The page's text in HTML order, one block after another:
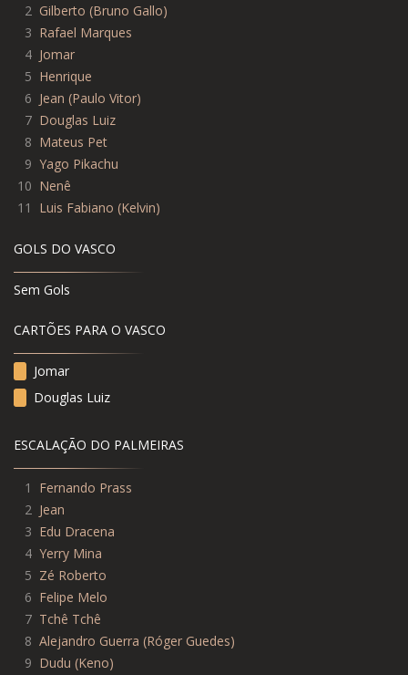
2 Gilberto (Bruno Gallo)
3 Rafael Marques
4 Jomar
5 Henrique
6 Jean (Paulo Vitor)
7 Douglas Luiz
8 Mateus Pet
9 Yago Pikachu
10 Nenê
11
Luis Fabiano (Kelvin)
GOLS DO VASCO
Sem Gols
CARTÕES PARA O VASCO
Jomar
Douglas Luiz
ESCALAÇÃO DO PALMEIRAS
1
Fernando Prass
2 Jean
3 Edu Dracena
4 Yerry Mina
5 Zé Roberto
6 Felipe Melo
7 Tchê Tchê
8 Alejandro Guerra (Róger Guedes)
9 Dudu (Keno)